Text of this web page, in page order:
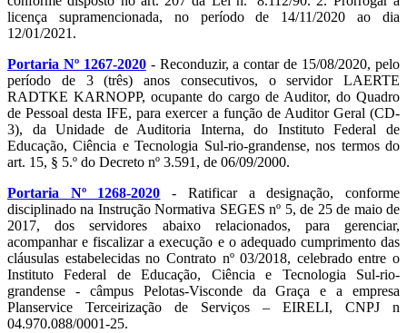
licença supramencionada, no período de 14/11/2020 ao dia
12/01/2021.
Portaria Nº 1267-2020- Reconduzir, a contar de 15/08/2020, pelo
período de 3 (três) anos consecutivos, o servidor LAERTE
RADTKE KARNOPP, ocupante do cargo de Auditor, do Quadro
de Pessoal desta IFE, para exercer a função de Auditor Geral (CD-
3), da Unidade de Auditoria Interna, do Instituto Federal de
Educação, Ciência e Tecnologia Sul-rio-grandense, nos termos do
art. 15, § 5.º do Decreto nº 3.591, de 06/09/2000.​​​​​​​
Portaria Nº 1268-2020 - Ratificar a designação, conforme
disciplinado na Instrução Normativa SEGES nº 5, de 25 de maio de
2017, dos servidores abaixo relacionados, para gerenciar,
acompanhar e fiscalizar a execução e o adequado cumprimento das
cláusulas estabelecidas no Contrato nº 03/2018, celebrado entre o
Instituto Federal de Educação, Ciência e Tecnologia Sul-rio-
grandense - câmpus Pelotas-Visconde da Graça e a empresa
Planservice Terceirização de Serviços – EIRELI, CNPJ n
04.970.088/0001-25.